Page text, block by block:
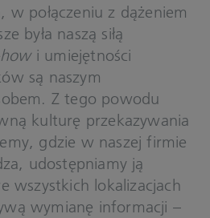
w połączeniu z dążeniem
była naszą siłą
i umiejętności
są naszym
Z tego powodu
kulturę przekazywania
gdzie w naszej firmie
udostępniamy ją
wszystkich lokalizacjach
wymianę informacji –